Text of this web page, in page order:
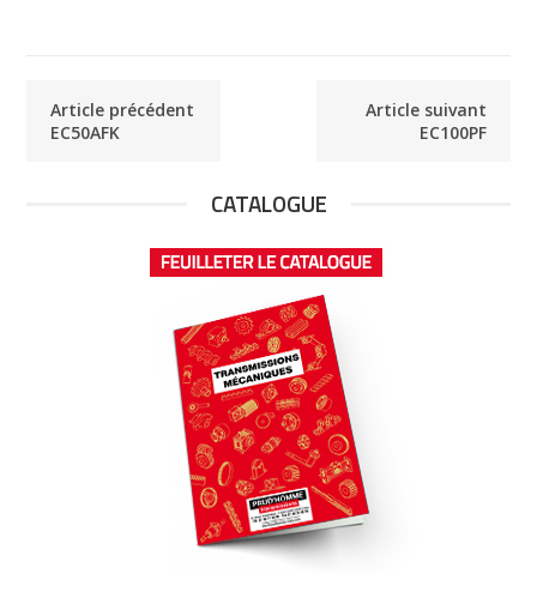
Article précédent
EC50AFK
Article suivant
EC100PF
CATALOGUE